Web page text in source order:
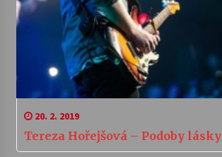
20. 2. 2019
Tereza Hořejšová – Podoby lásky